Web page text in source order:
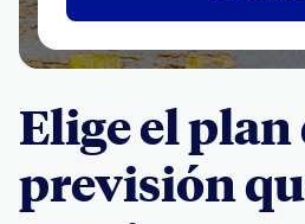
Elige el plan
previsión